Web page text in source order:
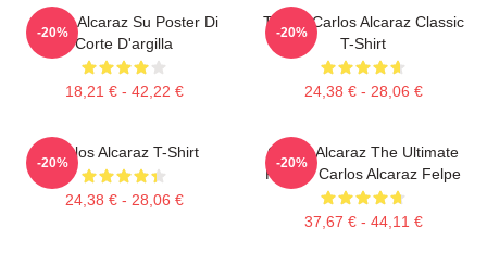
Carlos Alcaraz Su Poster Di
Corte D'argilla
18,21 € - 42,22 €
-20%
Tennis Carlos Alcaraz Classic
T-Shirt
24,38 € - 28,06 €
-20%
Carlos Alcaraz T-Shirt
24,38 € - 28,06 €
-20%
Carlos Alcaraz The Ultimate
Fighter Carlos Alcaraz Felpe
37,67 € - 44,11 €
-20%